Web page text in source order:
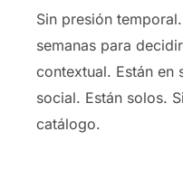
Sin presión
semanas para
contextual. Están en
social. Están solos.
catálogo.